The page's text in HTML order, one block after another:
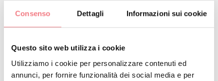
Consenso Dettagli Informazioni sui cookie
Questo sito web utilizza i cookie
Utilizziamo i cookie per personalizzare contenuti ed
annunci, per fornire funzionalità dei social media e per
La festa continua fino a sera con musica, dj set e
intrattenimento, in un’atmosfera vivace e conviviale. Il